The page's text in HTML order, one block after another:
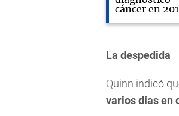
La despedida
Quinn indicó
varios días en